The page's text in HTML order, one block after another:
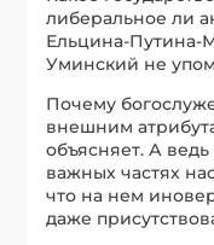
либеральное ли
Ельцина-Путина-
Уминский не
Почему
внешним
объясняет. А
важных частях
что на нем
даже